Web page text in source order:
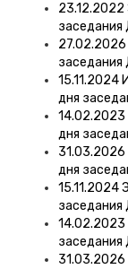
23.12.2022
15.11.2024
дня
14.02.2023
дня
31.03.2026
дня
15.11.2024
14.02.2023